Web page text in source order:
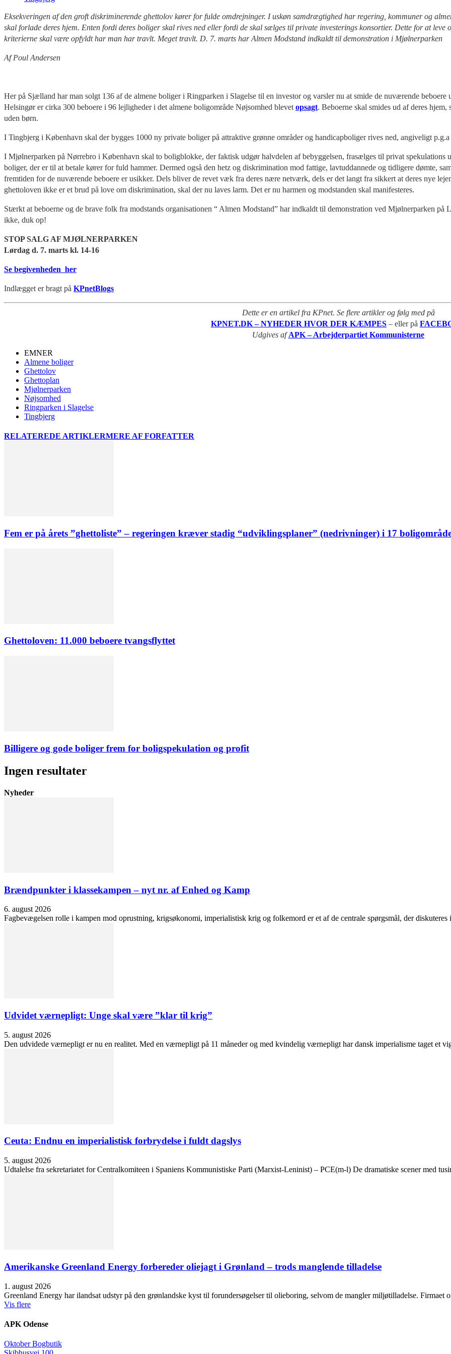
Eksekveringen af den groft diskriminerende ghettolov kører for fulde omdrejninger. I uskøn samdrægtighed har regering, kommuner og
skal forlade deres hjem. Enten fordi deres boliger skal rives ned eller fordi de skal sælges til private investerings konsortier. Dette for at
kriterierne skal være opfyldt har man har travlt. Meget travlt. D. 7. marts har Almen Modstand indkaldt til demonstration i Mjølnerparken
Af Poul Andersen
Her på Sjælland har man solgt 136 af de almene boliger i Ringparken i Slagelse til en investor og varsler nu at smide de nuværende
Helsingør er cirka 300 beboere i 96 lejligheder i det almene boligområde Nøjsomhed blevet opsagt. Beboerne skal smides ud af deres
uden børn.
I Tingbjerg i København skal der bygges 1000 ny private boliger på attraktive grønne områder og handicapboliger rives ned, angiveligt
I Mjølnerparken på Nørrebro i København skal to boligblokke, der faktisk udgør halvdelen af bebyggelsen, frasælges til privat spekulations
boliger, der er til at betale kører for fuld hammer. Dermed også den hetz og diskrimination mod fattige, lavtuddannede og tidligere dømte,
fremtiden for de nuværende beboere er usikker. Dels bliver de revet væk fra deres nære netværk, dels er det langt fra sikkert at deres nye
ghettoloven ikke er et brud på love om diskrimination, skal der nu laves larm. Det er nu harmen og modstanden skal manifesteres.
Stærkt at beboerne og de brave folk fra modstands organisationen “ Almen Modstand” har indkaldt til demonstration ved Mjølnerparken
ikke, duk op!
STOP SALG AF MJØLNERPARKEN
Lørdag d. 7. marts kl. 14-16
Se begivenheden her
Indlægget er bragt på KPnetBlogs
Dette er en artikel fra KPnet. Se flere artikler og følg med på
KPNET.DK – NYHEDER HVOR DER KÆMPES – eller på
Udgives afAPK – Arbejderpartiet Kommunisterne
EMNER
Almene boliger
Ghettolov
Ghettoplan
Mjølnerparken
Nøjsomhed
Ringparken i Slagelse
Tingbjerg
RELATEREDE ARTIKLERMERE AF FORFATTER
Fem er på årets ”ghettoliste” – regeringen kræver stadig “udviklingsplaner” (nedrivninger) i 17
Ghettoloven: 11.000 beboere tvangsflyttet
Billigere og gode boliger frem for boligspekulation og profit
Ingen resultater
Nyheder
Brændpunkter i klassekampen – nyt nr. af Enhed og Kamp
6. august 2026
Fagbevægelsen rolle i kampen mod oprustning, krigsøkonomi, imperialistisk krig og folkemord er et af de centrale spørgsmål, der
Udvidet værnepligt: Unge skal være ”klar til krig”
5. august 2026
Den udvidede værnepligt er nu en realitet. Med en værnepligt på 11 måneder og med kvindelig værnepligt har dansk imperialisme taget et
Ceuta: Endnu en imperialistisk forbrydelse i fuldt dagslys
5. august 2026
Udtalelse fra sekretariatet for Centralkomiteen i Spaniens Kommunistiske Parti (Marxist-Leninist) – PCE(m-l) De dramatiske scener med
Amerikanske Greenland Energy forbereder oliejagt i Grønland – trods manglende tilladelse
1. august 2026
Greenland Energy har ilandsat udstyr på den grønlandske kyst til forundersøgelser til olieboring, selvom de mangler miljøtilladelse. Firmaet
Vis flere
APK Odense
Oktober Bogbutik